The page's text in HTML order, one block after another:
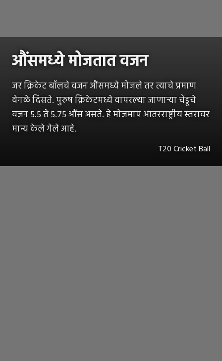
औंसमध्ये मोजतात वजन
जर क्रिकेट बॉलचे वजन औंसमध्ये मोजले तर त्याचे प्रमाण
वेगळे दिसते. पुरुष क्रिकेटमध्ये वापरल्या जाणाऱ्या चेंडूचे
वजन 5.5 ते 5.75 औंस असते. हे मोजमाप आंतरराष्ट्रीय स्तरावर
मान्य केले गेले आहे.
T20 Cricket Ball